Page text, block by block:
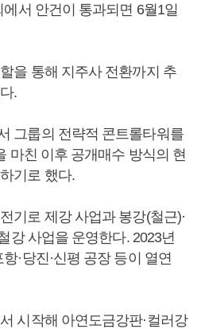
서 안건이 통과되면 6월1일
을 통해 지주사 전환까지 추
.
그룹의 전략적 콘트롤타워를
마친 이후 공개매수 방식의 현
기로 했다.
기로 제강 사업과 봉강(철근)·
강 사업을 운영한다. 2023년
·당진·신평 공장 등이 열연
시작해 아연도금강판·컬러강